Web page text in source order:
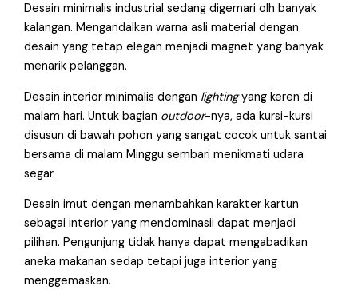
Desain minimalis industrial sedang digemari olh banyak
kalangan. Mengandalkan warna asli material dengan
desain yang tetap elegan menjadi magnet yang banyak
menarik pelanggan.
Desain interior minimalis dengan lightingyang keren di
malam hari. Untuk bagian outdoor-nya, ada kursi-kursi
disusun di bawah pohon yang sangat cocok untuk santai
bersama di malam Minggu sembari menikmati udara
segar.
Desain imut dengan menambahkan karakter kartun
sebagai interior yang mendominasii dapat menjadi
pilihan. Pengunjung tidak hanya dapat mengabadikan
aneka makanan sedap tetapi juga interior yang
menggemaskan.